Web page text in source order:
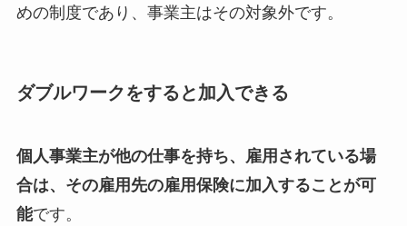
めの制度であり、事業主はその対象外です。
ダブルワークをすると加入できる
個人事業主が他の仕事を持ち、雇用されている場
合は、その雇用先の雇用保険に加入することが可
能です。